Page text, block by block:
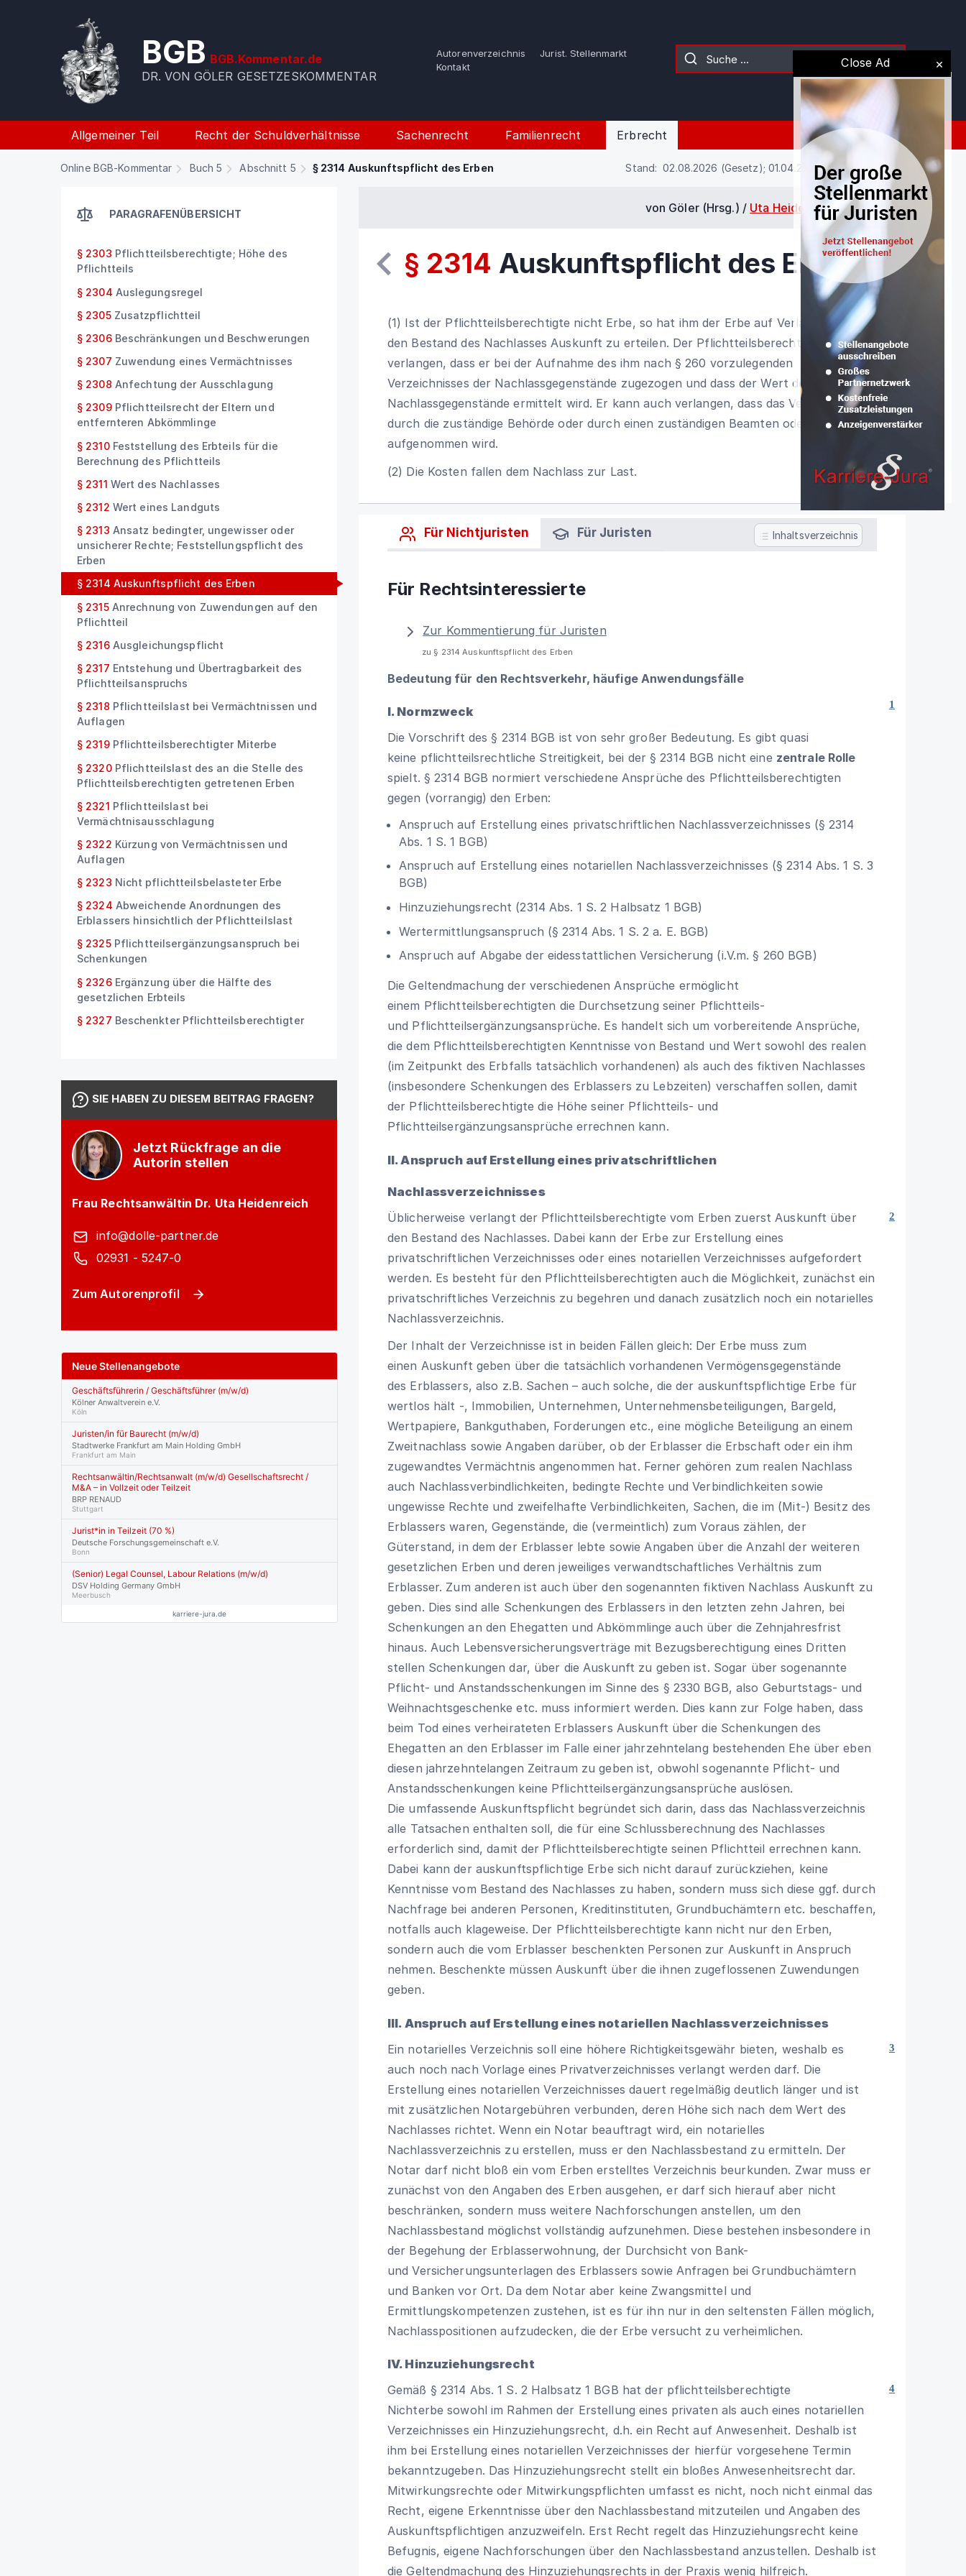
BGB BGB.Kommentar.de
DR. VON GÖLER GESETZESKOMMENTAR
Autorenverzeichnis
Jurist. Stellenmarkt
Kontakt
Allgemeiner Teil Recht der Schuldverhältnisse Sachenrecht Familienrecht Erbrecht
Online BGB-Kommentar Buch 5 Abschnitt 5 § 2314 Auskunftspflicht des Erben Stand: 02.08.2026 (Gesetz); 01.04.2023 (Kommentierung)
Close Ad
PARAGRAFENÜBERSICHT
§ 2303 Pflichtteilsberechtigte; Höhe des
Pflichtteils
§ 2304 Auslegungsregel
§ 2305 Zusatzpflichtteil
§ 2306 Beschränkungen und Beschwerungen
§ 2307 Zuwendung eines Vermächtnisses
§ 2308 Anfechtung der Ausschlagung
§ 2309 Pflichtteilsrecht der Eltern und
entfernteren Abkömmlinge
§ 2310 Feststellung des Erbteils für die
Berechnung des Pflichtteils
§ 2311 Wert des Nachlasses
§ 2312 Wert eines Landguts
§ 2313 Ansatz bedingter, ungewisser oder
unsicherer Rechte; Feststellungspflicht des
Erben
§ 2314 Auskunftspflicht des Erben
§ 2315 Anrechnung von Zuwendungen auf den
Pflichtteil
§ 2316 Ausgleichungspflicht
§ 2317 Entstehung und Übertragbarkeit des
Pflichtteilsanspruchs
§ 2318 Pflichtteilslast bei Vermächtnissen und
Auflagen
§ 2319 Pflichtteilsberechtigter Miterbe
§ 2320 Pflichtteilslast des an die Stelle des
Pflichtteilsberechtigten getretenen Erben
§ 2321 Pflichtteilslast bei
Vermächtnisausschlagung
§ 2322 Kürzung von Vermächtnissen und
Auflagen
§ 2323 Nicht pflichtteilsbelasteter Erbe
§ 2324 Abweichende Anordnungen des
Erblassers hinsichtlich der Pflichtteilslast
§ 2325 Pflichtteilsergänzungsanspruch bei
Schenkungen
§ 2326 Ergänzung über die Hälfte des
gesetzlichen Erbteils
§ 2327 Beschenkter Pflichtteilsberechtigter
SIE HABEN ZU DIESEM BEITRAG FRAGEN?
Jetzt Rückfrage an die
Autorin stellen
Frau Rechtsanwältin Dr. Uta Heidenreich
info@dolle-partner.de
02931 - 5247-0
Zum Autorenprofil
von Göler (Hrsg.) / Uta Heidenreich/§ 2314
§ 2314 Auskunftspflicht des Erben
(1) Ist der Pflichtteilsberechtigte nicht Erbe, so hat ihm der Erbe auf Verlangen über
den Bestand des Nachlasses Auskunft zu erteilen. Der Pflichtteilsberechtigte kann
verlangen, dass er bei der Aufnahme des ihm nach § 260 vorzulegenden
Verzeichnisses der Nachlassgegenstände zugezogen und dass der Wert der
Nachlassgegenstände ermittelt wird. Er kann auch verlangen, dass das Verzeichnis
durch die zuständige Behörde oder durch einen zuständigen Beamten oder Notar
aufgenommen wird.
(2) Die Kosten fallen dem Nachlass zur Last.
Für Nichtjuristen Für Juristen Inhaltsverzeichnis
Für Rechtsinteressierte
Zur Kommentierung für Juristen
zu § 2314 Auskunftspflicht des Erben
Bedeutung für den Rechtsverkehr, häufige Anwendungsfälle
1
I. Normzweck
Die Vorschrift des§ 2314 BGB ist von sehr großer Bedeutung. Es gibt quasi
keine pflichtteilsrechtliche Streitigkeit, bei der§ 2314 BGB nicht eine zentrale Rolle
spielt. § 2314 BGB normiert verschiedene Ansprüche des Pflichtteilsberechtigten
gegen (vorrangig) den Erben:
Anspruch auf Erstellung eines privatschriftlichen Nachlassverzeichnisses (§ 2314
Abs. 1 S. 1 BGB)
Anspruch auf Erstellung eines notariellen Nachlassverzeichnisses (§ 2314 Abs. 1 S. 3
BGB)
Hinzuziehungsrecht (2314 Abs. 1 S. 2 Halbsatz 1 BGB)
Wertermittlungsanspruch (§ 2314 Abs. 1 S. 2 a. E. BGB)
Anspruch auf Abgabe der eidesstattlichen Versicherung (i.V.m. § 260 BGB)
Die Geltendmachung der verschiedenen Ansprüche ermöglicht
einem Pflichtteilsberechtigten die Durchsetzung seiner Pflichtteils-
und Pflichtteilsergänzungsansprüche. Es handelt sich um vorbereitende Ansprüche,
die dem Pflichtteilsberechtigten Kenntnisse von Bestand und Wert sowohl des realen
(im Zeitpunkt des Erbfalls tatsächlich vorhandenen) als auch des fiktiven Nachlasses
(insbesondere Schenkungen des Erblassers zu Lebzeiten) verschaffen sollen, damit
der Pflichtteilsberechtigte die Höhe seiner Pflichtteils- und
Pflichtteilsergänzungsansprüche errechnen kann.
II. Anspruch auf Erstellung eines privatschriftlichen
Nachlassverzeichnisses
2
Üblicherweise verlangt der Pflichtteilsberechtigte vom Erben zuerst Auskunft über
den Bestand des Nachlasses. Dabei kann der Erbe zur Erstellung eines
privatschriftlichen Verzeichnisses oder eines notariellen Verzeichnisses aufgefordert
werden. Es besteht für den Pflichtteilsberechtigten auch die Möglichkeit, zunächst ein
privatschriftliches Verzeichnis zu begehren und danach zusätzlich noch ein notarielles
Nachlassverzeichnis.
Der Inhalt der Verzeichnisse ist in beiden Fällen gleich: Der Erbe muss zum
einen Auskunft geben über die tatsächlich vorhandenen Vermögensgegenstände
des Erblassers, also z.B. Sachen – auch solche, die der auskunftspflichtige Erbe für
wertlos hält -, Immobilien, Unternehmen, Unternehmensbeteiligungen, Bargeld,
Wertpapiere, Bankguthaben, Forderungen etc., eine mögliche Beteiligung an einem
Zweitnachlass sowie Angaben darüber, ob der Erblasser die Erbschaft oder ein ihm
zugewandtes Vermächtnis angenommen hat. Ferner gehören zum realen Nachlass
auch Nachlassverbindlichkeiten, bedingte Rechte und Verbindlichkeiten sowie
ungewisse Rechte und zweifelhafte Verbindlichkeiten, Sachen, die im (Mit-) Besitz des
Erblassers waren, Gegenstände, die (vermeintlich) zum Voraus zählen, der
Güterstand, in dem der Erblasser lebte sowie Angaben über die Anzahl der weiteren
gesetzlichen Erben und deren jeweiliges verwandtschaftliches Verhältnis zum
Erblasser. Zum anderen ist auch über den sogenannten fiktiven Nachlass Auskunft zu
geben. Dies sind alle Schenkungen des Erblassers in den letzten zehn Jahren, bei
Schenkungen an den Ehegatten und Abkömmlinge auch über die Zehnjahresfrist
hinaus. Auch Lebensversicherungsverträge mit Bezugsberechtigung eines Dritten
stellen Schenkungen dar, über die Auskunft zu geben ist. Sogar über sogenannte
Pflicht- und Anstandsschenkungen im Sinne des § 2330 BGB, also Geburtstags- und
Weihnachtsgeschenke etc. muss informiert werden. Dies kann zur Folge haben, dass
beim Tod eines verheirateten Erblassers Auskunft über die Schenkungen des
Ehegatten an den Erblasser im Falle einer jahrzehntelang bestehenden Ehe über eben
diesen jahrzehntelangen Zeitraum zu geben ist, obwohl sogenannte Pflicht- und
Anstandsschenkungen keine Pflichtteilsergänzungsansprüche auslösen.
Die umfassende Auskunftspflicht begründet sich darin, dass das Nachlassverzeichnis
alle Tatsachen enthalten soll, die für eine Schlussberechnung des Nachlasses
erforderlich sind, damit der Pflichtteilsberechtigte seinen Pflichtteil errechnen kann.
Dabei kann der auskunftspflichtige Erbe sich nicht darauf zurückziehen, keine
Kenntnisse vom Bestand des Nachlasses zu haben, sondern muss sich diese ggf. durch
Nachfrage bei anderen Personen, Kreditinstituten, Grundbuchämtern etc. beschaffen,
notfalls auch klageweise. Der Pflichtteilsberechtigte kann nicht nur den Erben,
sondern auch die vom Erblasser beschenkten Personen zur Auskunft in Anspruch
nehmen. Beschenkte müssen Auskunft über die ihnen zugeflossenen Zuwendungen
geben.
III. Anspruch auf Erstellung eines notariellen Nachlassverzeichnisses
3
Ein notarielles Verzeichnis soll eine höhere Richtigkeitsgewähr bieten, weshalb es
auch noch nach Vorlage eines Privatverzeichnisses verlangt werden darf. Die
Erstellung eines notariellen Verzeichnisses dauert regelmäßig deutlich länger und ist
mit zusätzlichen Notargebühren verbunden, deren Höhe sich nach dem Wert des
Nachlasses richtet. Wenn ein Notar beauftragt wird, ein notarielles
Nachlassverzeichnis zu erstellen, muss er den Nachlassbestand zu ermitteln. Der
Notar darf nicht bloß ein vom Erben erstelltes Verzeichnis beurkunden. Zwar muss er
zunächst von den Angaben des Erben ausgehen, er darf sich hierauf aber nicht
beschränken, sondern muss weitere Nachforschungen anstellen, um den
Nachlassbestand möglichst vollständig aufzunehmen. Diese bestehen insbesondere in
der Begehung der Erblasserwohnung, der Durchsicht von Bank-
und Versicherungsunterlagen des Erblassers sowie Anfragen bei Grundbuchämtern
und Banken vor Ort. Da dem Notar aber keine Zwangsmittel und
Ermittlungskompetenzen zustehen, ist es für ihn nur in den seltensten Fällen möglich,
Nachlasspositionen aufzudecken, die der Erbe versucht zu verheimlichen.
IV. Hinzuziehungsrecht
4
Gemäß § 2314 Abs. 1 S. 2 Halbsatz 1 BGB hat der pflichtteilsberechtigte
Nichterbe sowohl im Rahmen der Erstellung eines privaten als auch eines notariellen
Verzeichnisses ein Hinzuziehungsrecht, d.h. ein Recht auf Anwesenheit. Deshalb ist
ihm bei Erstellung eines notariellen Verzeichnisses der hierfür vorgesehene Termin
bekanntzugeben. Das Hinzuziehungsrecht stellt ein bloßes Anwesenheitsrecht dar.
Mitwirkungsrechte oder Mitwirkungspflichten umfasst es nicht, noch nicht einmal das
Recht, eigene Erkenntnisse über den Nachlassbestand mitzuteilen und Angaben des
Auskunftspflichtigen anzuzweifeln. Erst Recht regelt das Hinzuziehungsrecht keine
Befugnis, eigene Nachforschungen über den Nachlassbestand anzustellen. Deshalb ist
die Geltendmachung des Hinzuziehungsrechts in der Praxis wenig hilfreich.